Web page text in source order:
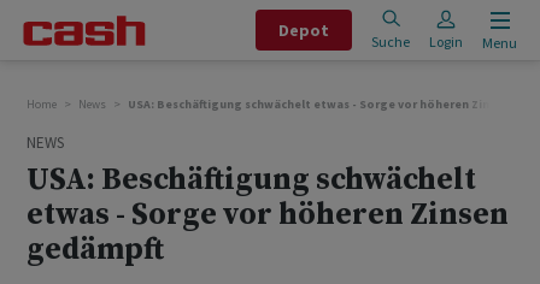
Depot
Suche Login Menu
Home News USA: Beschäftigung schwächelt etwas - Sorge vor höheren Zinsen
NEWS
USA: Beschäftigung schwächelt
etwas - Sorge vor höheren Zinsen
gedämpft